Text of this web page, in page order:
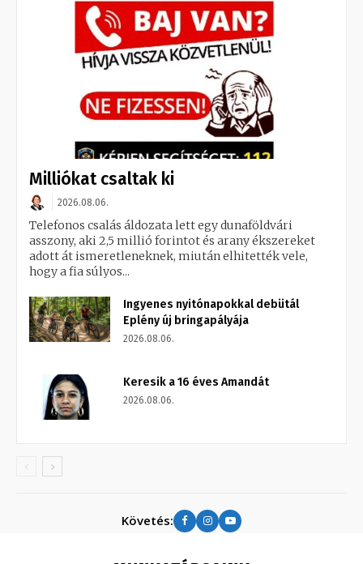
Milliókat csaltak ki
2026.08.06.
Telefonos csalás áldozata lett egy dunaföldvári
asszony, aki 2,5 millió forintot és arany ékszereket
adott át ismeretleneknek, miután elhitették vele,
hogy a fia súlyos...
Ingyenes nyitónapokkal debütál
Eplény új bringapályája
2026.08.06.
Keresik a 16 éves Amandát
2026.08.06.
Követés: